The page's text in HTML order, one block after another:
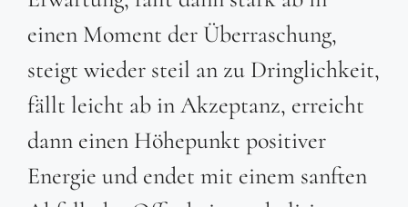
einen Moment der Überraschung,
steigt wieder steil an zu Dringlichkeit,
fällt leicht ab in Akzeptanz, erreicht
dann einen Höhepunkt positiver
Energie und endet mit einem sanften